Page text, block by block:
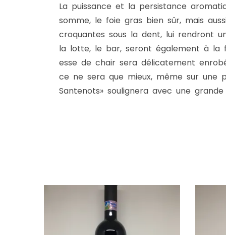
La puissance et la persistance
somme, le foie gras bien sûr, mais
croquantes sous la dent, lui rendront
la lotte, le bar, seront également à la
esse de chair sera délicatement
ce ne sera que mieux, même sur une
Santenots» soulignera avec une grande